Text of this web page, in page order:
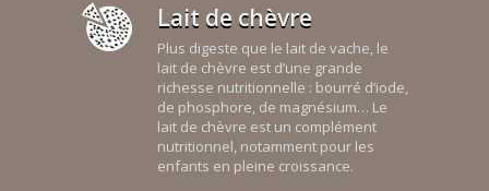
Lait de chèvre
Plus digeste que le lait de vache, le
lait de chèvre est d’une grande
richesse nutritionnelle : bourré d’iode,
de phosphore, de magnésium… Le
lait de chèvre est un complément
nutritionnel, notamment pour les
enfants en pleine croissance.